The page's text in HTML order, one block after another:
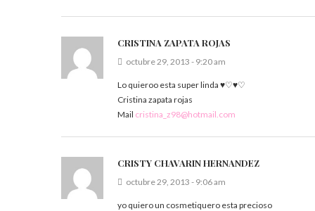
CRISTINA ZAPATA ROJAS
octubre 29, 2013 - 9:20 am
Lo quieroo esta super linda ♥♡♥♡
Cristina zapata rojas
Mail cristina_z98@hotmail.com
CRISTY CHAVARIN HERNANDEZ
octubre 29, 2013 - 9:06 am
yo quiero un cosmetiquero esta precioso